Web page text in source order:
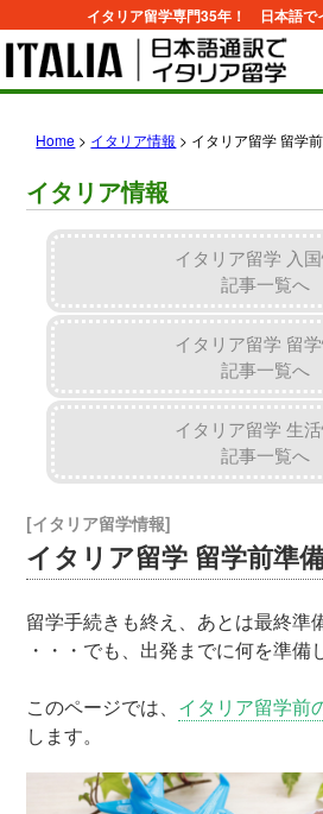
イタリア留学専門35年！ 日本語で
Home > イタリア情報 > イタリア留学 留学
イタリア情報
イタリア留学 入
記事一覧へ
イタリア留学 留
記事一覧へ
イタリア留学 生
記事一覧へ
[イタリア留学情報]
イタリア留学 留学前準
留学手続きも終え、あとは最終準
・・・でも、出発までに何を準備
このページでは、 イタリア留学前
します。